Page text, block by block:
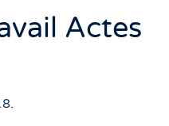
Actes